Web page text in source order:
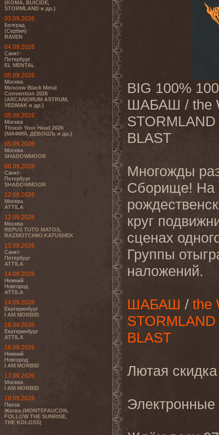
(KOMA, BUICIDE,
STORMLAND и др.)
03.09.2026
Белград
(Сербия)
RAVEN
04.09.2026
Санкт-
Петербург
EL MENTAL
05.09.2026
Москва
Moscow Black Metal
Convention 2026
(ARCANORUM ASTRUM,
VEDMAK и др.)
05.09.2026
Москва
Thrash Your Head 2026
(МАФИЯ, ДЕБОШЪ и др.)
05.09.2026
Москва
SHADOWMOOR
06.09.2026
Санкт-
Петербург
SHADOWMOOR
12.09.2026
Москва
ATTILA
12.09.2026
Москва
REPUS TUTO MATOS,
RAZMOTCHIKI KATUSHEK
13.09.2026
Санкт-
Петербург
ATTILA
14.09.2026
Нижний
Новгород
ATTILA
14.09.2026
Екатеринбург
I AM MORBID
16.09.2026
Екатеринбург
ATTILA
16.09.2026
Нижний
Новгород
I AM MORBID
17.09.2026
Москва
I AM MORBID
18.09.2026
Пенза
Жатва (MONTEFAUCON,
FOLLOW THE SUNRISE,
THE KOLOSS)
BIG 100%
ШАБАШ / the
BLAST
Многожды
Сборище! На
круг
сценах
Группы
наложений.
ШАБАШ / the
STORMLAND
BLAST
Лютая